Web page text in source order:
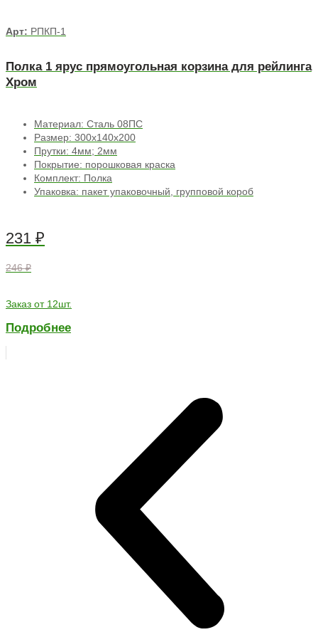
Арт: РПКП-1
Полка 1 ярус прямоугольная корзина для рейлинга
Хром
Материал: Сталь 08ПС
Размер: 300х140х200
Прутки: 4мм; 2мм
Покрытие: порошковая краска
Комплект: Полка
Упаковка: пакет упаковочный, групповой короб
231 ₽
246 ₽
Заказ от 12шт.
Подробнее